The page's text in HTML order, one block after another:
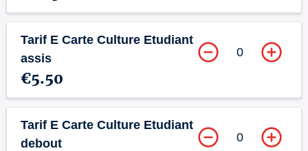
Tarif E Carte Culture Etudiant
assis
€5.50
0
Tarif E Carte Culture Etudiant
debout
0